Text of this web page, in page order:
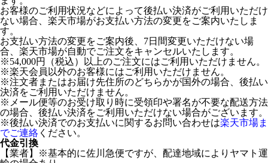
お客様のご利用状況などによって後払い決済がご利用いただけ
ない場合、楽天市場がお支払い方法の変更をご案内いたしま
す。
お支払い方法の変更をご案内後、7日間変更いただけない場
合、楽天市場が自動でご注文をキャンセルいたします。
※54,000円（税込）以上のご注文にはご利用いただけません。
※楽天会員以外のお客様にはご利用いただけません。
※注文者またはお届け先住所のどちらかが国外の場合、後払い
決済をご利用いただけません。
※メール便等のお受け取り時に受領印や署名が不要な配送方法
の場合、後払い決済をご利用いただけない場合がございます。
※後払い決済でのお支払いに関するお問い合わせは楽天市場ま
でご連絡 ください。
代金引換
【業者】※基本的に佐川急便ですが、配達地域によりヤマト運